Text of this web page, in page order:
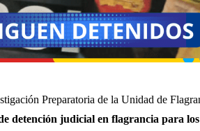
Preparatoria de la Unidad de
detención judicial en flagrancia para